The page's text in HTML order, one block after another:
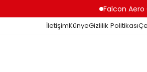
Falcon Aero
İletişimKünyeGizlilik Politikası